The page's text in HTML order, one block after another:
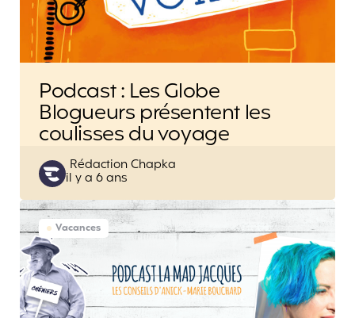
Podcast : Les Globe
Blogueurs présentent les
coulisses du voyage
Posted
by
Rédaction Chapka
il y a 6 ans
Vacances